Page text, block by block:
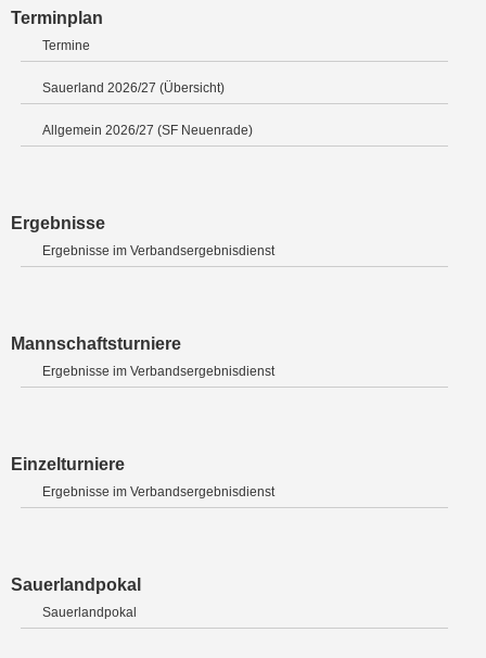
Terminplan
Termine
Sauerland 2026/27 (Übersicht)
Allgemein 2026/27 (SF Neuenrade)
Ergebnisse
Ergebnisse im Verbandsergebnisdienst
Mannschaftsturniere
Ergebnisse im Verbandsergebnisdienst
Einzelturniere
Ergebnisse im Verbandsergebnisdienst
Sauerlandpokal
Sauerlandpokal